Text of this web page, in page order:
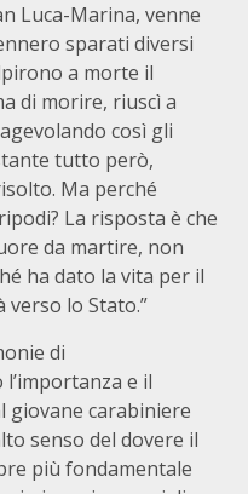
Luca-Marina, venne
sparati diversi
a morte il
di morire, riuscì a
così gli
tutto però,
Ma perché
La risposta è che
da martire, non
ha dato la vita per il
lo Stato.”
di
e il
giovane carabiniere
senso del dovere il
più fondamentale